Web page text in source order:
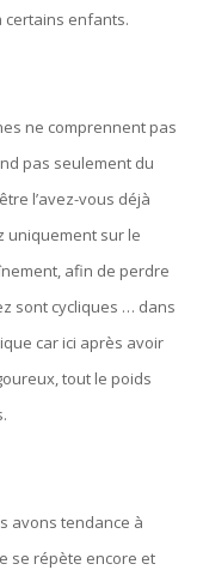
certains enfants.
ne comprennent pas
pas seulement du
l’avez-vous déjà
uniquement sur le
afin de perdre
sont cycliques … dans
car ici après avoir
tout le poids
avons tendance à
se répète encore et